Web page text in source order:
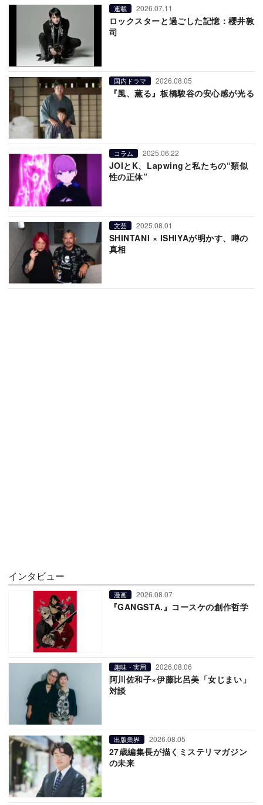
連載 2026.07.11
ロックスターと過ごした記憶：櫻井敦
司
国内ドラマ 2026.08.05
『風、薫る』板橋駿谷の安心感が光る
コラム 2025.06.22
JOIとK、Lapwingと私たちの“類似
性の正体”
文芸 2025.08.01
SHINTANI × ISHIYAが明かす、噂の
真相
インタビュー
漫画 2026.08.07
『GANGSTA.』コースケの創作哲学
趣味・実用 2026.08.06
阿川佐和子×伊藤比呂美「女じまい」
対談
出版業界 2026.08.05
27歳編集長が描くミステリマガジン
の未来